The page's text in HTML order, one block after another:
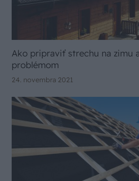
Ako pripraviť strechu na zimu
problémom
24. novembra 2021